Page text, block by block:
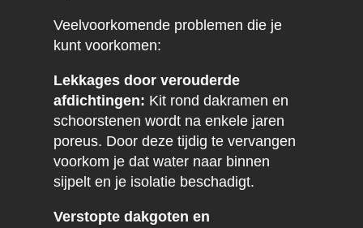
Veelvoorkomende problemen die je
kunt voorkomen:
Lekkages door verouderde
afdichtingen: Kit rond dakramen en
schoorstenen wordt na enkele jaren
poreus. Door deze tijdig te vervangen
voorkom je dat water naar binnen
sijpelt en je isolatie beschadigt.
Verstopte dakgoten en